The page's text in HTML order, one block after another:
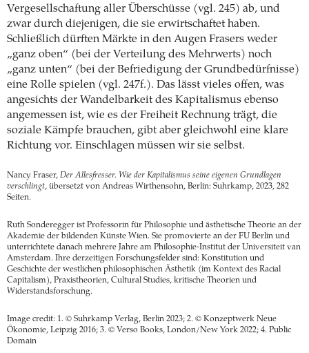
Vergesellschaftung aller Überschüsse (vgl. 245) ab, und
zwar durch diejenigen, die sie erwirtschaftet haben.
Schließlich dürften Märkte in den Augen Frasers weder
„ganz oben“ (bei der Verteilung des Mehrwerts) noch
„ganz unten“ (bei der Befriedigung der Grundbedürfnisse)
eine Rolle spielen (vgl. 247f.). Das lässt vieles offen, was
angesichts der Wandelbarkeit des Kapitalismus ebenso
angemessen ist, wie es der Freiheit Rechnung trägt, die
soziale Kämpfe brauchen, gibt aber gleichwohl eine klare
Richtung vor. Einschlagen müssen wir sie selbst.
Nancy Fraser, Der Allesfresser. Wie der Kapitalismus seine eigenen Grundlagen
verschlingt, übersetzt von Andreas Wirthensohn, Berlin: Suhrkamp, 2023, 282
Seiten.
Ruth Sonderegger ist Professorin für Philosophie und ästhetische Theorie an der
Akademie der bildenden Künste Wien. Sie promovierte an der FU Berlin und
unterrichtete danach mehrere Jahre am Philosophie-Institut der Universiteit van
Amsterdam. Ihre derzeitigen Forschungsfelder sind: Konstitution und
Geschichte der westlichen philosophischen Ästhetik (im Kontext des Racial
Capitalism), Praxistheorien, Cultural Studies, kritische Theorien und
Widerstandsforschung.
Image credit: 1. © Suhrkamp Verlag, Berlin 2023; 2. © Konzeptwerk Neue
Ökonomie, Leipzig 2016; 3. © Verso Books, London/New York 2022; 4. Public
Domain